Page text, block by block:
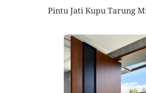
Pintu Jati Kupu Tarung